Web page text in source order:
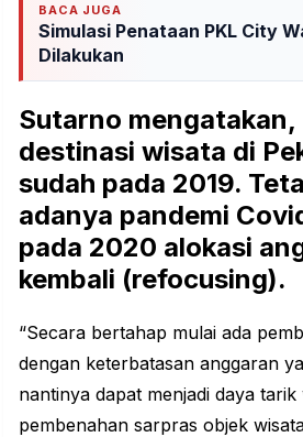
BACA JUGA
Simulasi Penataan PKL City
Dilakukan
Sutarno mengatakan,
destinasi wisata di
sudah pada 2019.
adanya pandemi
pada 2020 alokasi
kembali (refocusing).
“Secara bertahap mulai ada
dengan keterbatasan anggaran
nantinya dapat menjadi daya tarik
pembenahan sarpras objek